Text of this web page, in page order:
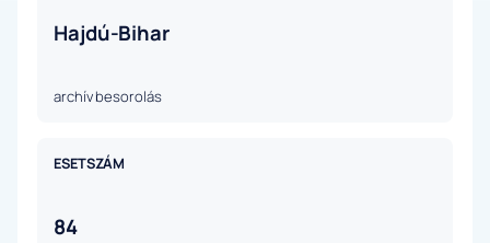
Hajdú-Bihar
archív besorolás
ESETSZÁM
84